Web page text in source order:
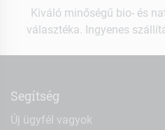
Kiváló minőségű bio- és
választéka. Ingyenes
Segítség
Új ügyfél vagyok